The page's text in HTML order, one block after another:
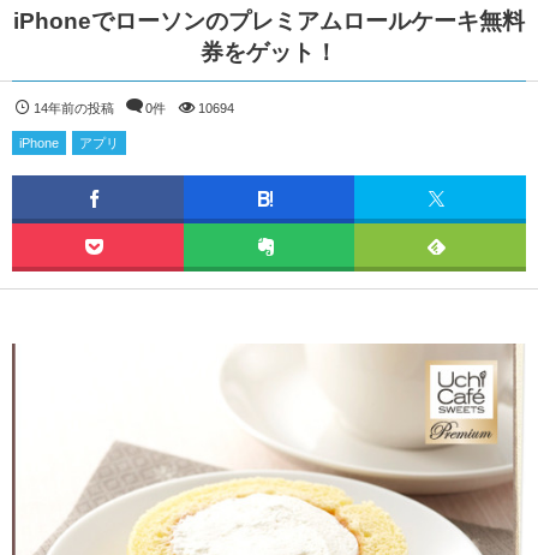
iPhoneでローソンのプレミアムロールケーキ無料
券をゲット！
14年前の投稿 0件 10694
iPhone アプリ